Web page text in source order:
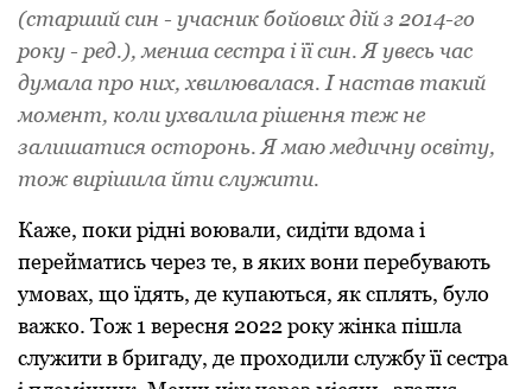
(старший син - учасник бойових дій з 2014-го
року - ред.), менша сестра і її син. Я увесь час
думала про них, хвилювалася. І настав такий
момент, коли ухвалила рішення теж не
залишатися осторонь. Я маю медичну освіту,
тож вирішила йти служити.
Каже, поки рідні воювали, сидіти вдома і
перейматись через те, в яких вони перебувають
умовах, що їдять, де купаються, як сплять, було
важко. Тож 1 вересня 2022 року жінка пішла
служити в бригаду, де проходили службу її сестра